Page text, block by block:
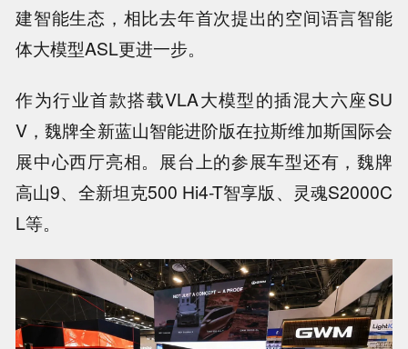
建智能生态，相比去年首次提出的空间语言智能
体大模型ASL更进一步。
作为行业首款搭载VLA大模型的插混大六座SU
V，魏牌全新蓝山智能进阶版在拉斯维加斯国际会
展中心西厅亮相。展台上的参展车型还有，魏牌
高山9、全新坦克500 Hi4-T智享版、灵魂S2000C
L等。